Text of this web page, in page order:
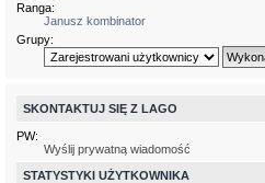
Ranga:
Janusz kombinator
Grupy:
SKONTAKTUJ SIĘ Z LAGO
PW:
Wyślij prywatną wiadomość
STATYSTYKI UŻYTKOWNIKA